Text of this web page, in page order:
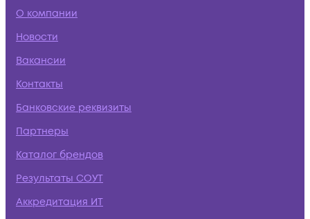
О компании
Новости
Вакансии
Контакты
Банковские реквизиты
Партнеры
Каталог брендов
Результаты СОУТ
Аккредитация ИТ